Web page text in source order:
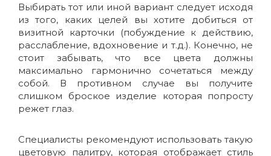
Выбирать тот или иной вариант следует исходя
из того, каких целей вы хотите добиться от
визитной карточки (побуждение к действию,
расслабление, вдохновение и т.д.). Конечно, не
стоит забывать, что все цвета должны
максимально гармонично сочетаться между
собой. В противном случае вы получите
слишком броское изделие которая попросту
режет глаз.
Специалисты рекомендуют использовать такую
цветовую палитру, которая отображает стиль